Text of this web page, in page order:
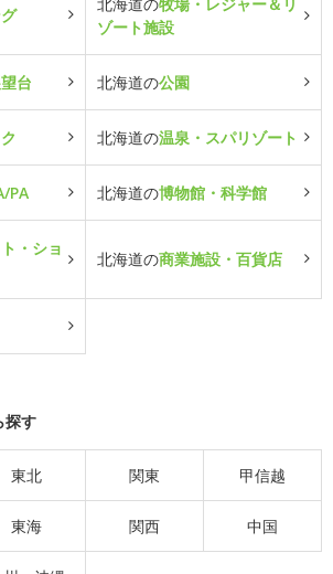
ゾート施設
台 北海道の公園
北海道の温泉・スパリゾート
PA 北海道の博物館・科学館
・ショ
北海道の商業施設・百貨店
探す
東北 関東 甲信越
東海 関西 中国